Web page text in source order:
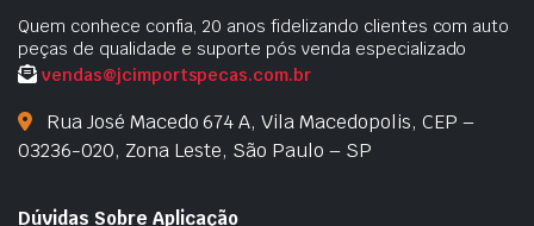
Quem conhece confia, 20 anos fidelizando clientes com auto
peças de qualidade e suporte pós venda especializado
vendas@jcimportspecas.com.br
Rua José Macedo 674 A, Vila Macedopolis, CEP –
03236-020, Zona Leste, São Paulo – SP
Dúvidas Sobre Aplicação